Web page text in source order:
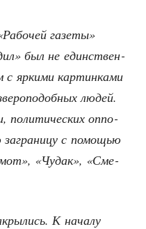
газе­ты»
был не един­ствен­
с ярки­ми кар­тин­ка­ми
людей.
поли­ти­че­ских оппо­
с помо­щью
«Чудак», «Сме­
К нача­лу